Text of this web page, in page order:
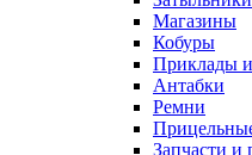
Магазины
Кобуры
Приклады
Антабки
Ремни
Запчасти и